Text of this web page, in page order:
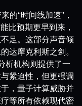
的“时间线加速”，
比预期更早到来，
足。这部分声音倾
达摩克利斯之剑。
析机构则提供了一
紧迫性，但更强调
，量子计算威胁并
等所有依赖现代密